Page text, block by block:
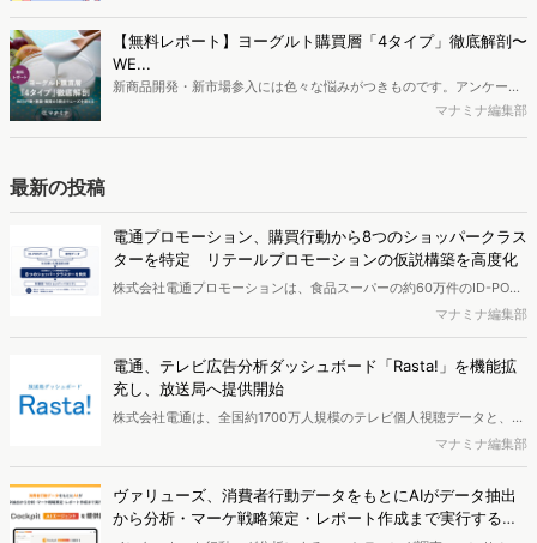
ち、スマートフォンを取り巻く環境が成熟するなか、新興SNSの台頭
により高校生のデジタルライフスタイルは新たな変化を見せていま
す。※資料は記事内の入力フォームより、ダウンロードいただけま
【無料レポート】ヨーグルト購買層「4タイプ」徹底解剖〜
WE...
新商品開発・新市場参入には色々な悩みがつきものです。アンケート
調査を実施しても、購買実態が不透明、新商品の受容性も判断しきれ
ポートとなっています。※本レポートは記事のフォームから無料でダ
ウンロードできます。
マナミナ編集部
最新の投稿
電通プロモーション、購買行動から8つのショッパークラス
ターを特定 リテールプロモーションの仮説構築を高度化
株式会社電通プロモーションは、食品スーパーの約60万件のID-POS
データと生活者の定性データをAIで分析し、購買行動の特徴に基づい
た8つのショッパークラスターを特定しました。これにより購買時点
における生活者の意識や行動背景の把握が可能となり、リテールプロ
モーションにおけるプランニングの高速化と高精度化を実現できると
いいます。
マナミナ編集部
電通、テレビ広告分析ダッシュボード「Rasta!」を機能拡
充し、放送局へ提供開始
株式会社電通は、全国約1700万人規模のテレビ個人視聴データと、独
自の大規模生活者意識調査データを掛け合わせて、テレビ広告のデー
タ集計や広告効果の分析ができるダッシュボード「Rasta!
（Resourceful Analysis System of TV Audience：ラスタ）」の機能
を拡充し、放送局への提供を開始したことを発表しました。
マナミナ編集部
ヴァリューズ、消費者行動データをもとにAIがデータ抽出
から分析・マーケ戦略策定・レポート作成まで実行する